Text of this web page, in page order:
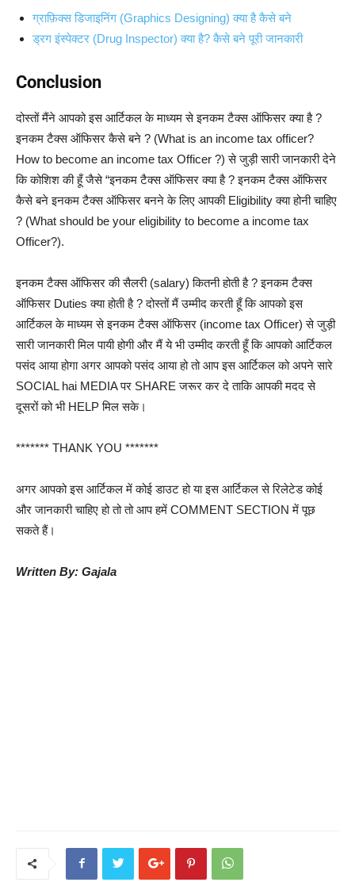
ग्राफ़िक्स डिजाइनिंग (Graphics Designing) क्या है कैसे बने
ड्रग इंस्पेक्टर (Drug Inspector) क्या है? कैसे बने पूरी जानकारी
Conclusion
दोस्तों मैंने आपको इस आर्टिकल के माध्यम से इनकम टैक्स ऑफिसर क्या है ?
इनकम टैक्स ऑफिसर कैसे बने ? (What is an income tax officer?
How to become an income tax Officer ?) से जुड़ी सारी जानकारी देने
कि कोशिश की हूँ जैसे “इनकम टैक्स ऑफिसर क्या है ? इनकम टैक्स ऑफिसर
कैसे बने इनकम टैक्स ऑफिसर बनने के लिए आपकी Eligibility क्या होनी चाहिए
? (What should be your eligibility to become a income tax
Officer?).
इनकम टैक्स ऑफिसर की सैलरी (salary) कितनी होती है ? इनकम टैक्स
ऑफिसर Duties क्या होती है ? दोस्तों मैं उम्मीद करती हूँ कि आपको इस
आर्टिकल के माध्यम से इनकम टैक्स ऑफिसर (income tax Officer) से जुड़ी
सारी जानकारी मिल पायी होगी और मैं ये भी उम्मीद करती हूँ कि आपको आर्टिकल
पसंद आया होगा अगर आपको पसंद आया हो तो आप इस आर्टिकल को अपने सारे
SOCIAL hai MEDIA पर SHARE जरूर कर दे ताकि आपकी मदद से
दूसरों को भी HELP मिल सके।
******* THANK YOU *******
अगर आपको इस आर्टिकल में कोई डाउट हो या इस आर्टिकल से रिलेटेड कोई
और जानकारी चाहिए हो तो तो आप हमें COMMENT SECTION में पूछ
सकते हैं।
Written By: Gajala